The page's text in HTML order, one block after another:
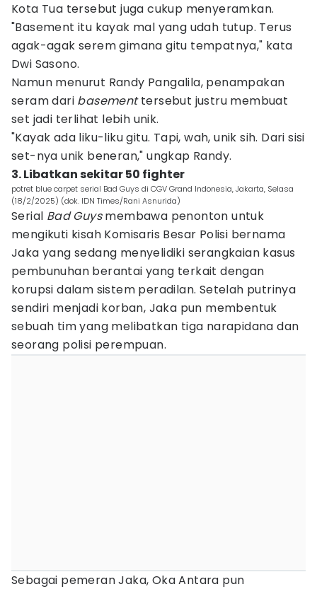
Kota Tua tersebut juga cukup menyeramkan.
"Basement itu kayak mal yang udah tutup. Terus
agak-agak serem gimana gitu tempatnya," kata
Dwi Sasono.
Namun menurut Randy Pangalila, penampakan
seram dari basementtersebut justru membuat
set jadi terlihat lebih unik.
"Kayak ada liku-liku gitu. Tapi, wah, unik sih. Dari sisi
set-nya unik beneran," ungkap Randy.
3. Libatkan sekitar 50 fighter
potret blue carpet serial Bad Guys di CGV Grand Indonesia, Jakarta, Selasa
(18/2/2025) (dok. IDN Times/Rani Asnurida)
Serial Bad Guysmembawa penonton untuk
mengikuti kisah Komisaris Besar Polisi bernama
Jaka yang sedang menyelidiki serangkaian kasus
pembunuhan berantai yang terkait dengan
korupsi dalam sistem peradilan. Setelah putrinya
sendiri menjadi korban, Jaka pun membentuk
sebuah tim yang melibatkan tiga narapidana dan
seorang polisi perempuan.
Sebagai pemeran Jaka, Oka Antara pun